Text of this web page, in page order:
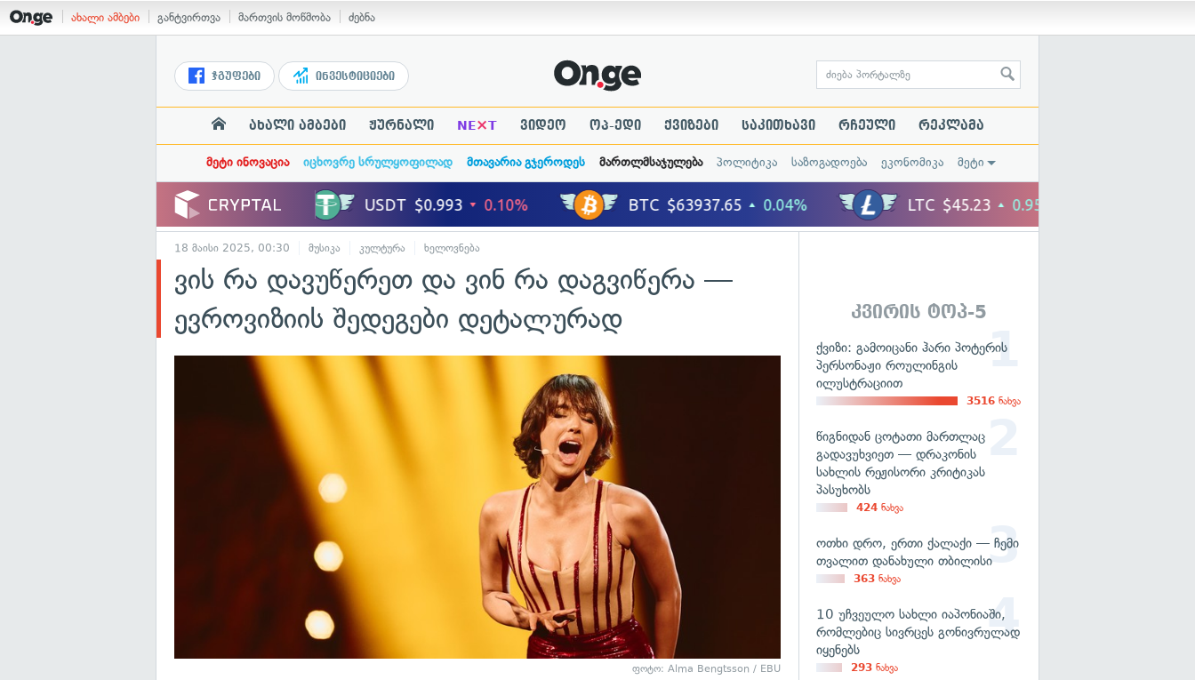
ახალი ამბები განტვირთვა მართვის მოწმობა ძებნა
ჯგუფები ინვესტიციები
ახალი ამბები ჟურნალი NE×T ვიდეო ოპ-ედი ქვიზები საკითხავი რჩეული რეკლამა
მეტი ინოვაცია იცხოვრე სრულყოფილად მთავარია გჯეროდეს მართლმსაჯულება პოლიტიკა საზოგადოება ეკონომიკა მეტი
18 მაისი 2025, 00:30 მუსიკა კულტურა ხელოვნება
ვის რა დავუწერეთ და ვინ რა დაგვიწერა —
ევროვიზიის შედეგები დეტალურად
ფოტო: Alma Bengtsson / EBU
კვირის ტოპ-5
ქვიზი: გამოიცანი ჰარი პოტერის
პერსონაჟი როულინგის
ილუსტრაციით
3516 ნახვა
წიგნიდან ცოტათი მართლაც
გადავუხვიეთ — დრაკონის
სახლის რეჟისორი კრიტიკას
პასუხობს
424 ნახვა
ოთხი დრო, ერთი ქალაქი — ჩემი
თვალით დანახული თბილისი
363 ნახვა
10 უჩვეულო სახლი იაპონიაში,
რომლებიც სივრცეს გონივრულად
იყენებს
293 ნახვა